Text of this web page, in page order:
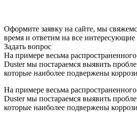
Оформите заявку на сайте, мы
время и ответим на все
Задать вопрос
На примере весьма
Duster мы постараемся выявить
которые наиболее подвержены
На примере весьма
Duster мы постараемся выявить
которые наиболее подвержены